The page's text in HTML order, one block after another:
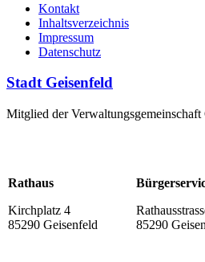
Kontakt
Inhaltsverzeichnis
Impressum
Datenschutz
Stadt Geisenfeld
Mitglied der Verwaltungsgemeinschaft
Rathaus
Kirchplatz 4
85290 Geisenfeld
85290